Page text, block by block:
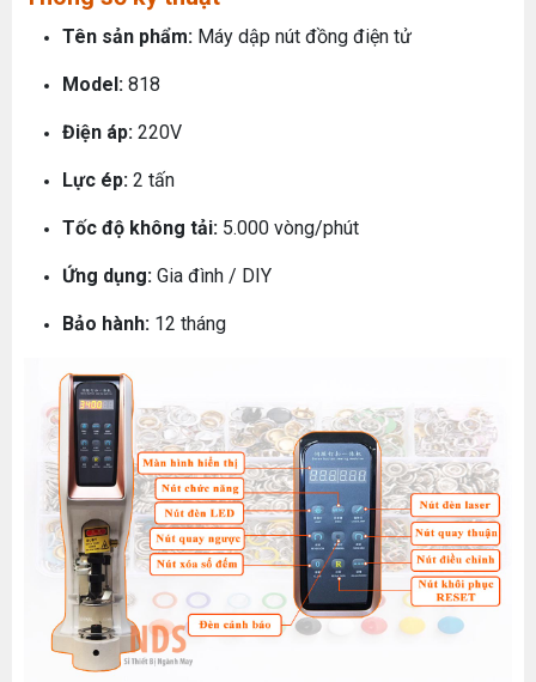
Tên sản phẩm: Máy dập nút đồng điện tử
Model: 818
Điện áp: 220V
Lực ép: 2 tấn
Tốc độ không tải: 5.000 vòng/phút
Ứng dụng: Gia đình / DIY
Bảo hành: 12 tháng